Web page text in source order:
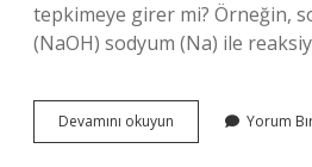
tepkimeye girer mi? Örneğin,
(NaOH) sodyum (Na) ile
Devamını okuyun
Metaller
Yorum